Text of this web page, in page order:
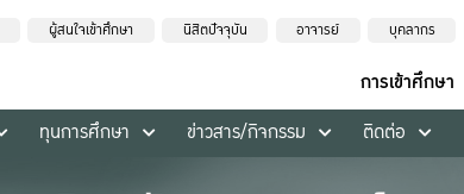
ผู้สนใจเข้าศึกษา นิสิตปัจจุบัน อาจารย์ บุคลากร
การเข้าศึกษา
ทุนการศึกษา ข่าวสาร/กิจกรรม ติดต่อ